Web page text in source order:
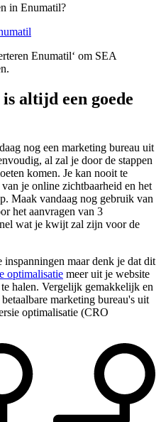
in Enumatil?
Enumatil‘ om SEA
altijd een goede
nog een marketing bureau uit
al zal je door de stappen
komen. Je kan nooit te
je online zichtbaarheid en het
Maak vandaag nog gebruik van
het aanvragen van 3
wat je kwijt zal zijn voor de
maar denk je dat dit
optimalisatie meer uit je website
halen. Vergelijk gemakkelijk en
marketing bureau's uit
optimalisatie (CRO